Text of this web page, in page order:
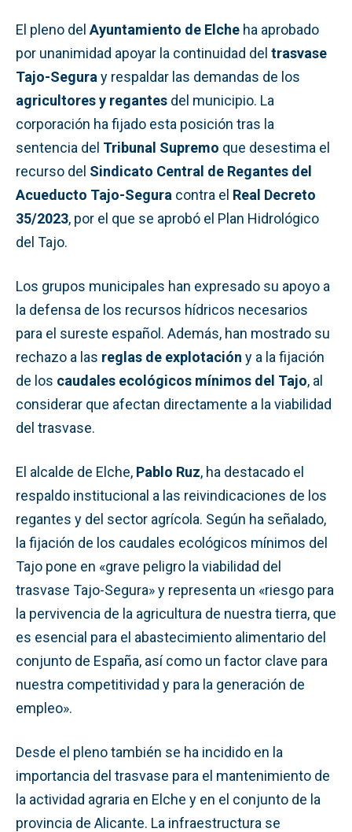
El pleno del Ayuntamiento de Elche ha aprobado
por unanimidad apoyar la continuidad del trasvase
Tajo-Segura y respaldar las demandas de los
agricultores y regantes del municipio. La
corporación ha fijado esta posición tras la
sentencia del Tribunal Supremo que desestima el
recurso del Sindicato Central de Regantes del
Acueducto Tajo-Segura contra el Real Decreto
35/2023, por el que se aprobó el Plan Hidrológico
del Tajo.
Los grupos municipales han expresado su apoyo a
la defensa de los recursos hídricos necesarios
para el sureste español. Además, han mostrado su
rechazo a las reglas de explotación y a la fijación
de los caudales ecológicos mínimos del Tajo, al
considerar que afectan directamente a la viabilidad
del trasvase.
El alcalde de Elche, Pablo Ruz, ha destacado el
respaldo institucional a las reivindicaciones de los
regantes y del sector agrícola. Según ha señalado,
la fijación de los caudales ecológicos mínimos del
Tajo pone en «grave peligro la viabilidad del
trasvase Tajo-Segura» y representa un «riesgo para
la pervivencia de la agricultura de nuestra tierra, que
es esencial para el abastecimiento alimentario del
conjunto de España, así como un factor clave para
nuestra competitividad y para la generación de
empleo».
Desde el pleno también se ha incidido en la
importancia del trasvase para el mantenimiento de
la actividad agraria en Elche y en el conjunto de la
provincia de Alicante. La infraestructura se